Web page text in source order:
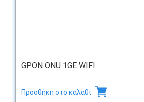
GPON ONU 1GE WIFI
Προσθήκη στο καλάθι